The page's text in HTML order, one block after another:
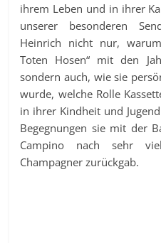
ihrem Leben und in ihrer
unserer besonderen
Heinrich nicht nur,
Toten Hosen“ mit den
sondern auch, wie sie
wurde, welche Rolle
in ihrer Kindheit und
Begegnungen sie mit der
Campino nach sehr
Champagner zurückgab.